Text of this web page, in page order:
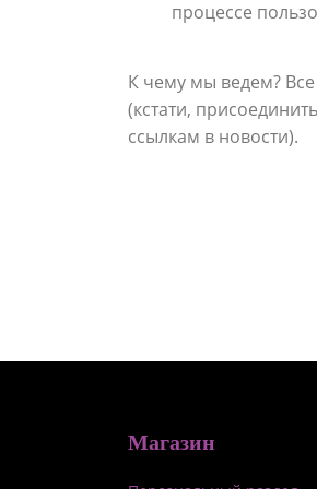
процессе
К чему мы ведем?
(кстати,
ссылкам в новости).
Магазин